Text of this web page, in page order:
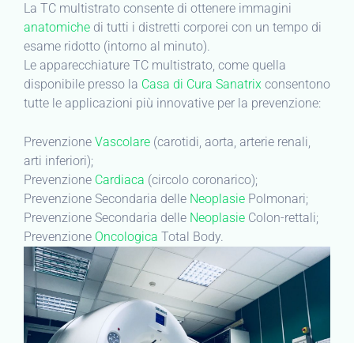
La TC multistrato consente di ottenere immagini
anatomiche di tutti i distretti corporei con un tempo di
esame ridotto (intorno al minuto).
Le apparecchiature TC multistrato, come quella
disponibile presso la Casa di Cura Sanatrix consentono
tutte le applicazioni più innovative per la prevenzione:
Prevenzione Vascolare (carotidi, aorta, arterie renali,
arti inferiori);
Prevenzione Cardiaca (circolo coronarico);
Prevenzione Secondaria delle Neoplasie Polmonari;
Prevenzione Secondaria delle Neoplasie Colon-rettali;
Prevenzione Oncologica Total Body.